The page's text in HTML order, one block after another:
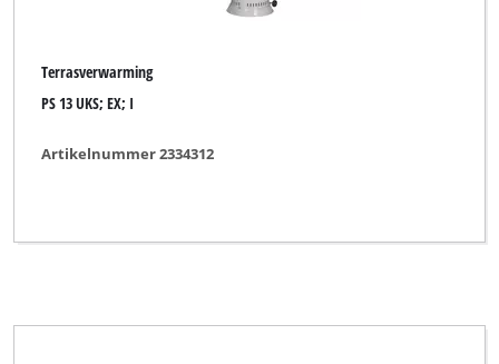
Terrasverwarming
PS 13 UKS; EX; I
Artikelnummer 2334312